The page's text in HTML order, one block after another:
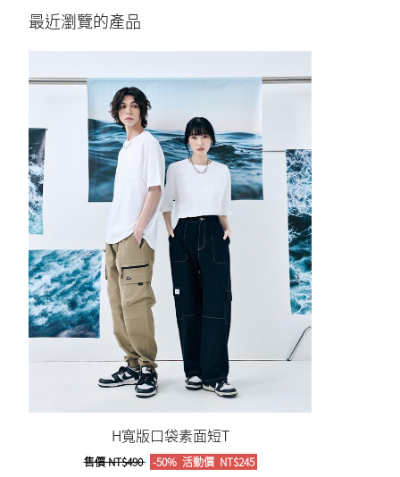
最近瀏覽的產品
H寬版口袋素面短T
售價NT$490 -50% 活動價NT$245